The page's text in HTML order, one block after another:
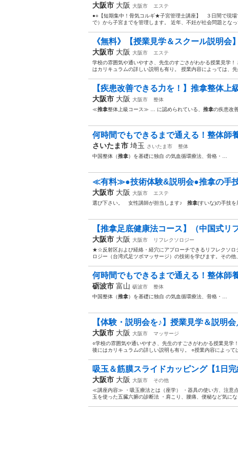
大阪市 大阪 大阪市
エステ
●○【短期集中！骨気コルギ★子宮管理士講座】 ３日間で現場
で）から子宮までを管理します。 近年、不妊が社会問題とな
《無料》【授業見学＆スクール説明会
大阪市 大阪 大阪市
エステ
学校の雰囲気や通いやすさ、先生のすごさがわかる授業見学
はカリキュラムの詳しい説明も有り。 授業内容によっては、
【疾患改善できる力を！】推拿整体
大阪市 大阪 大阪市
整体
≪推拿整体上級コース≫ … に認められている、 推拿の疾患改
何時間でもできるまで通える！整体師
さいたま市 埼玉 さいたま市
整体
中国整体（推拿）を基礎に独自 の気血循環療法、骨格・…
≪有料≫●技術体験&説明会●推拿の手
大阪市 大阪 大阪市
エステ
選び下さい。 女性講師が担当します♪ 推拿(すいな)の手技
【推拿足底健康法コース】（中国式
大阪市 大阪 大阪市
リフレクソロジー
★☆反射区および経絡・経穴にアプローチできるリフレクソ
ロジー（台湾式足ツボマッサージ）の技術を学びます。その
何時間でもできるまで通える！整体師
砺波市 富山 砺波市
整体
中国整体（推拿）を基礎に独自 の気血循環療法、骨格・…
【体験・説明会を♪】授業見学＆説明
大阪市 大阪 大阪市
マッサージ
○学校の雰囲気や通いやすさ、先生のすごさがわかる授業見
後にはカリキュラムの詳しい説明も有り。 ○授業内容によっ
吸玉＆筋膜スライドカッピング【1日
大阪市 大阪 大阪市
その他
≪講座内容≫ ・吸玉療法とは（座学） ・器具の使い方、注意
玉を使った五臓六腑の診断法 ・肩こり、腰痛、便秘など気に